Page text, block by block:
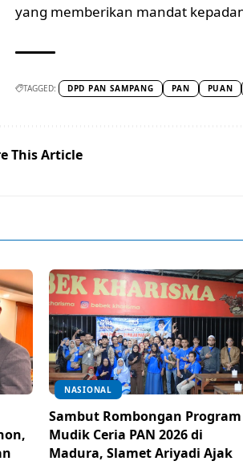
yang memberikan mandat
TAGGED: DPD PAN SAMPANG PAN PUAN
This Article
NASIONAL
Sambut Rombongan Program
Mudik Ceria PAN 2026 di
Madura, Slamet Ariyadi Ajak